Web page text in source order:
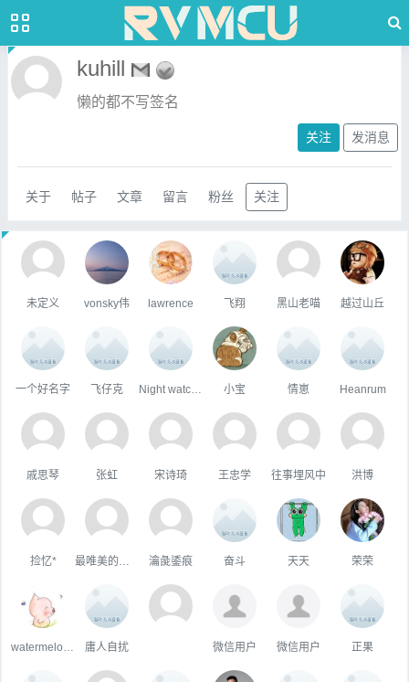
kuhill
懒的都不写签名
关注 发消息
关于 帖子 文章 留言 粉丝 关注
未定义 vonsky伟 lawrence 飞翔 黑山老喵 越过山丘
一个好名字 飞仔克 小宝 情崽 Heanrum
戚思琴 张虹 宋诗琦 王忠学 往事埋风中 洪博
捡忆* 瀹彘鋈痕 奋斗 天天 荣荣
庸人自扰 微信用户 微信用户 正果